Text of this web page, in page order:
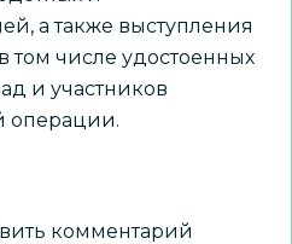
а также выступления
том числе удостоенных
и участников
операции.
комментарий